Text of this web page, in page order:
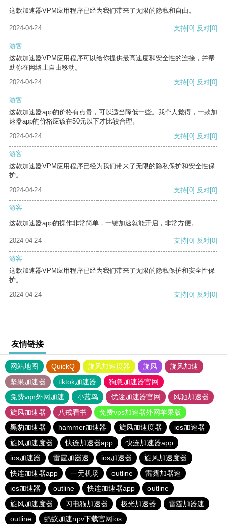
这款加速器VPM应用程序已经为我们带来了无限的隐私和自由。
2024-04-24 支持[0] 反对[0]
游客
这款加速器VPM应用程序可以给你提供最高速度和安全性的连接，并帮
助你在网络上自由移动。
2024-04-24
支持[0] 反对[0]
游客
这款加速器app的价格有点贵，可以适当降低一些。我个人觉得，一款加
速器app的价格应该在50元以下才比较合理。
2024-04-24
支持[0] 反对[0]
游客
这款加速器VPM应用程序已经为我们带来了无限的隐私保护和安全性保
护。
2024-04-24
支持[0] 反对[0]
游客
这款加速器app的操作非常简单，一键加速就能开启，非常方便。
2024-04-24 支持[0] 反对[0]
游客
这款加速器VPM应用程序已经为我们带来了无限的隐私保护和安全性保
护。
2024-04-24
支持[0] 反对[0]
友情链接
网站地图 QuickQ 旋风加速度器 旋风
旋风加速
坚果加速器
tiktok加速器
狗急加速器官网
免费vqn外网加速
小蓝鸟 优途加速器官网
风驰加速器
旋风加速器
八戒看书
免费vps加速器外网苹果版
黑豹加速器
hammer加速器 旋风加速度器
ios加速器
旋风加速度器
快连加速器app
快连加速器app
ios加速器
雷霆加器速 ios加速器
旋风加速度器
快连加速器app
一元机场 outline
雷霆加器速
ios加速器
outline 快连加速器app
outline
旋风加速度器
闪电猫加速器 极光加速器
雷霆加器速
outline
蚂蚁加速npv下载官网ios